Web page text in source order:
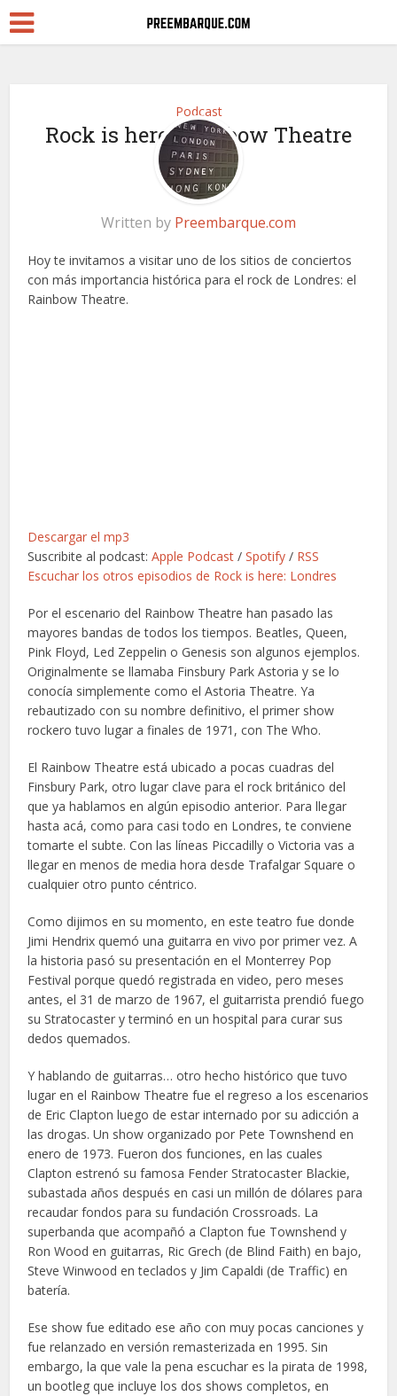
Podcast
Rock is here: Rainbow Theatre
Written by Preembarque.com
Hoy te invitamos a visitar uno de los sitios de conciertos
con más importancia histórica para el rock de Londres: el
Rainbow Theatre.
Descargar el mp3
Suscribite al podcast:Apple Podcast /Spotify / RSS
Escuchar los otros episodios de Rock is here: Londres
Por el escenario del Rainbow Theatre han pasado las
mayores bandas de todos los tiempos. Beatles, Queen,
Pink Floyd, Led Zeppelin o Genesis son algunos ejemplos.
Originalmente se llamaba Finsbury Park Astoria y se lo
conocía simplemente como el Astoria Theatre. Ya
rebautizado con su nombre definitivo, el primer show
rockero tuvo lugar a finales de 1971, con The Who.
El Rainbow Theatre está ubicado a pocas cuadras del
Finsbury Park, otro lugar clave para el rock británico del
que ya hablamos en algún episodio anterior. Para llegar
hasta acá, como para casi todo en Londres, te conviene
tomarte el subte. Con las líneas Piccadilly o Victoria vas a
llegar en menos de media hora desde Trafalgar Square o
cualquier otro punto céntrico.
Como dijimos en su momento, en este teatro fue donde
Jimi Hendrix quemó una guitarra en vivo por primer vez. A
la historia pasó su presentación en el Monterrey Pop
Festival porque quedó registrada en video, pero meses
antes, el 31 de marzo de 1967, el guitarrista prendió fuego
su Stratocaster y terminó en un hospital para curar sus
dedos quemados.
Y hablando de guitarras… otro hecho histórico que tuvo
lugar en el Rainbow Theatre fue el regreso a los escenarios
de Eric Clapton luego de estar internado por su adicción a
las drogas. Un show organizado por Pete Townshend en
enero de 1973. Fueron dos funciones, en las cuales
Clapton estrenó su famosa Fender Stratocaster Blackie,
subastada años después en casi un millón de dólares para
recaudar fondos para su fundación Crossroads. La
superbanda que acompañó a Clapton fue Townshend y
Ron Wood en guitarras, Ric Grech (de Blind Faith) en bajo,
Steve Winwood en teclados y Jim Capaldi (de Traffic) en
batería.
Ese show fue editado ese año con muy pocas canciones y
fue relanzado en versión remasterizada en 1995. Sin
embargo, la que vale la pena escuchar es la pirata de 1998,
un bootleg que incluye los dos shows completos, en